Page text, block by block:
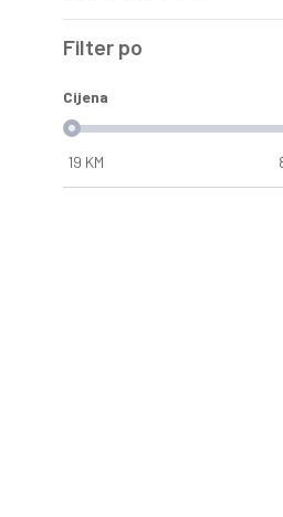
Filter po
Cijena
19 KM